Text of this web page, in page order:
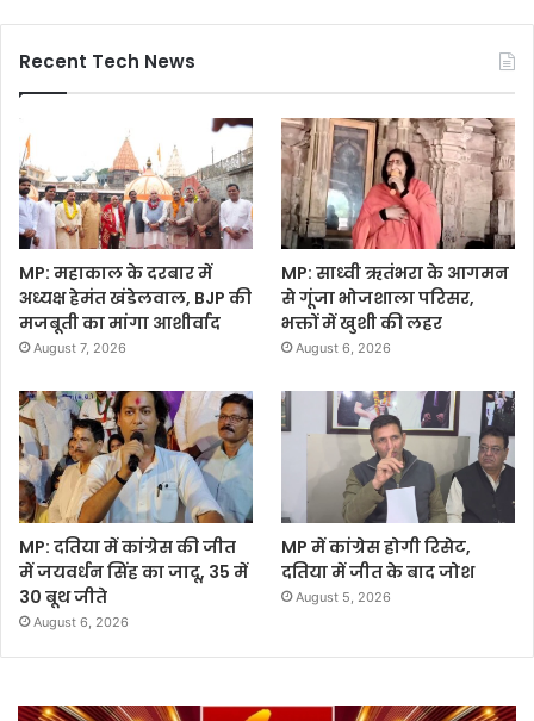
Recent Tech News
MP: महाकाल के दरबार में
अध्यक्ष हेमंत खंडेलवाल, BJP की
मजबूती का मांगा आशीर्वाद
August 7, 2026
MP: साध्वी ऋतंभरा के आगमन
से गूंजा भोजशाला परिसर,
भक्तों में खुशी की लहर
August 6, 2026
MP: दतिया में कांग्रेस की जीत
में जयवर्धन सिंह का जादू, 35 में
30 बूथ जीते
August 6, 2026
MP में कांग्रेस होगी रिसेट,
दतिया में जीत के बाद जोश
August 5, 2026